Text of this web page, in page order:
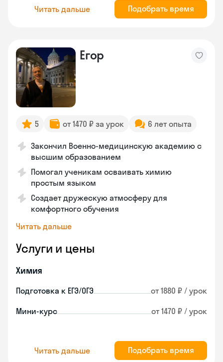
Читать дальше Подобрать время
Егор
5 от 1470 ₽ за урок 6 лет опыта
Закончил Военно-медицинскую академию с
высшим образованием
Помогал ученикам осваивать химию
простым языком
Создает дружескую атмосферу для
комфортного обучения
Читать дальше
Услуги и цены
Химия
Подготовка к ЕГЭ/ОГЭ от 1880 ₽ / урок
Мини-курс от 1470 ₽ / урок
Читать дальше Подобрать время